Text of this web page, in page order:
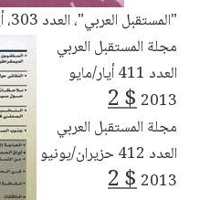
"المستقبل العربي"، العدد 303، أيار/مايو 2004
مجلة المستقبل العربي
العدد 411 أيار/مايو
2013
2$
مجلة المستقبل العربي
العدد 412 حزيران/يونيو
2013
2$